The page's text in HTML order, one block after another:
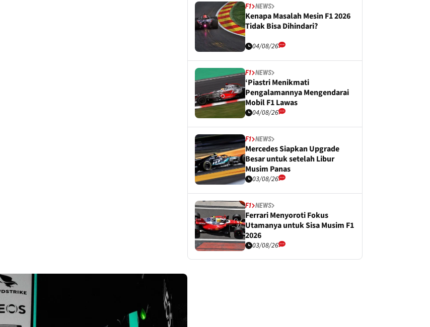
F1 NEWS
Kenapa Masalah Mesin F1 2026
Tidak Bisa Dihindari?
04/08/26
F1 NEWS
‘Piastri Menikmati
Pengalamannya Mengendarai
Mobil F1 Lawas
04/08/26
F1 NEWS
Mercedes Siapkan Upgrade
Besar untuk setelah Libur
Musim Panas
03/08/26
F1 NEWS
Ferrari Menyoroti Fokus
Utamanya untuk Sisa Musim F1
2026
03/08/26